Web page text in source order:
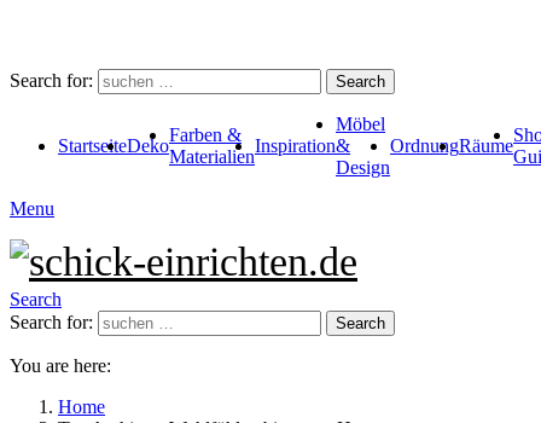
Search for: Search
StartseiteDeko
Farben &
Materialien
Inspiration
Möbel
&
Design
OrdnungRäume
Menu
Search
Search for:
Search
You are here:
Home